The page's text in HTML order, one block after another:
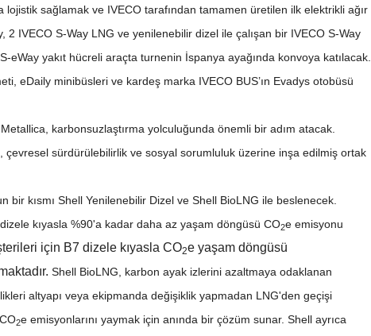
lojistik sağlamak ve IVECO tarafından tamamen üretilen ilk elektrikli ağır
2 IVECO S-Way LNG ve yenilenebilir dizel ile çalışan bir IVECO S-Way
eWay yakıt hücreli araçta turnenin İspanya ayağında konvoya katılacak.
eDaily minibüsleri ve kardeş marka IVECO BUS’ın Evadys otobüsü
karbonsuzlaştırma yolculuğunda önemli bir adım atacak.
çevresel sürdürülebilirlik ve sosyal sorumluluk üzerine inşa edilmiş ortak
bir kısmı Shell Yenilenebilir Dizel ve Shell BioLNG ile beslenecek.
kıyasla %90'a kadar daha az yaşam döngüsü CO2e emisyonu
için B7 dizele kıyasla CO2e yaşam döngüsü
Shell BioLNG, karbon ayak izlerini azaltmaya odaklanan
altyapı veya ekipmanda değişiklik yapmadan LNG'den geçişi
2e emisyonlarını yaymak için anında bir çözüm sunar. Shell ayrıca